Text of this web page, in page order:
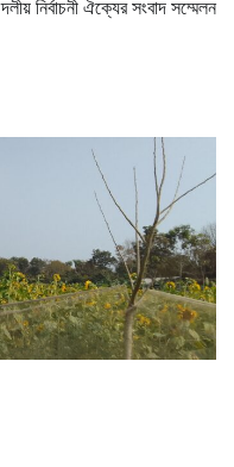
দলীয় নির্বাচনী ঐক্যের সংবাদ সম্মেলন